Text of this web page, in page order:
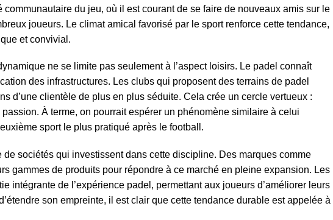
du jeu, où il est courant de se faire de nouveaux amis sur le
joueurs. Le climat amical favorisé par le sport renforce cette tendance,
et convivial.
ne se limite pas seulement à l’aspect loisirs. Le padel connaît
des infrastructures. Les clubs qui proposent des terrains de padel
d’une clientèle de plus en plus séduite. Cela crée un cercle vertueux :
À terme, on pourrait espérer un phénomène similaire à celui
sport le plus pratiqué après le football.
sociétés qui investissent dans cette discipline. Des marques comme
gammes de produits pour répondre à ce marché en pleine expansion. Les
intégrante de l’expérience padel, permettant aux joueurs d’améliorer leurs
son empreinte, il est clair que cette tendance durable est appelée à